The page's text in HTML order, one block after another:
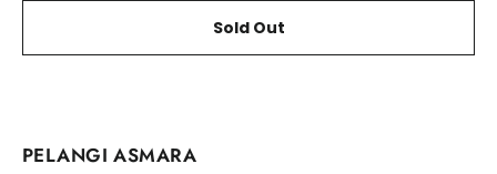
Sold Out
PELANGI ASMARA